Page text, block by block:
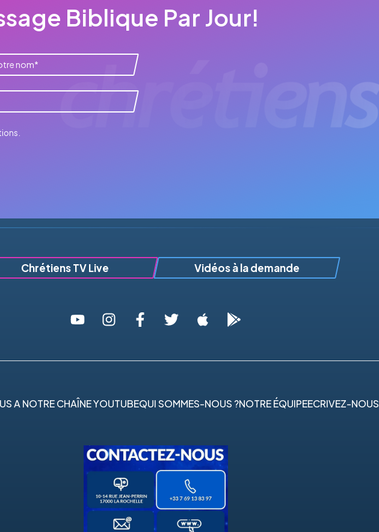
Biblique Par Jour!
Chrétiens TV Live Vidéos à la demande
A NOTRE CHAÎNE YOUTUBEQUI SOMMES-NOUS ?NOTRE ÉQUIPEECRIVEZ-NOUS